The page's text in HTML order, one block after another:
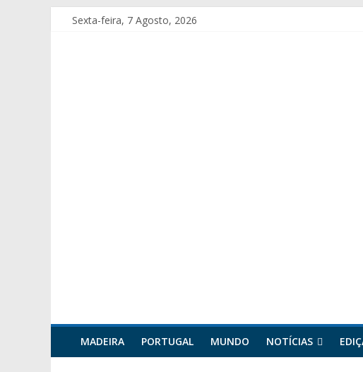
Sexta-feira, 7 Agosto, 2026
MADEIRA PORTUGAL MUNDO NOTÍCIAS